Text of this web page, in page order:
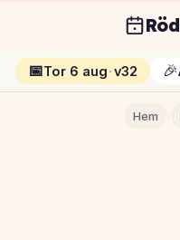
📅Tor 6 aug·v32 🎉
Hem ›